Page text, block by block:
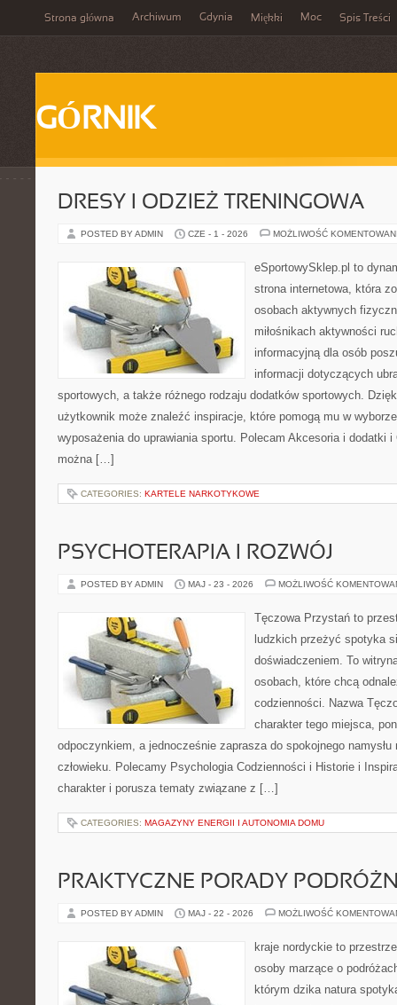
Strona główna Archiwum Gdynia Miękki Moc Spis Treści
GÓRNIK
DRESY I ODZIEŻ TRENINGOWA
POSTED BY ADMIN CZE - 1 - 2026 MOŻLIWOŚĆ
eSportowySklep.pl to
strona internetowa, która
osobach aktywnych
miłośnikach aktywności
informacyjną dla osób
informacji dotyczących
sportowych, a także różnego rodzaju dodatków sportowych.
użytkownik może znaleźć inspiracje, które pomogą mu w
wyposażenia do uprawiania sportu. Polecam Akcesoria i dodatki
można […]
CATEGORIES: KARTELE NARKOTYKOWE
PSYCHOTERAPIA I ROZWÓJ
POSTED BY ADMIN MAJ - 23 - 2026 MOŻLIWOŚĆ
Tęczowa Przystań to
ludzkich przeżyć spotyka
doświadczeniem. To
osobach, które chcą
codzienności. Nazwa
charakter tego miejsca,
odpoczynkiem, a jednocześnie zaprasza do spokojnego
człowieku. Polecamy Psychologia Codzienności i Historie i
charakter i porusza tematy związane z […]
CATEGORIES: MAGAZYNY ENERGII I AUTONOMIA DOMU
PRAKTYCZNE PORADY
POSTED BY ADMIN MAJ - 22 - 2026 MOŻLIWOŚĆ
kraje nordyckie to
osoby marzące o
którym dzika natura